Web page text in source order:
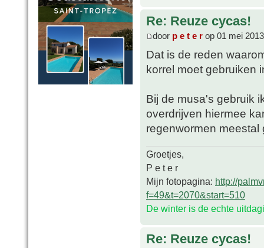
Re: Reuze cycas!
door p e t e r op 01 mei
Dat is de reden
korrel moet gebruiken
Bij de musa's gebruik
overdrijven hiermee
regenwormen meestal
Groetjes,
P e t e r
Mijn fotopagina: http://
f=49&t=2070&start=510
De winter is de echte
Re: Reuze cycas!